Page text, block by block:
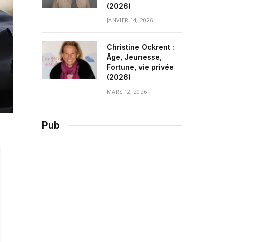
(2026)
JANVIER 14, 2026
Christine Ockrent :
Âge, Jeunesse,
Fortune, vie privée
(2026)
MARS 12, 2026
Pub